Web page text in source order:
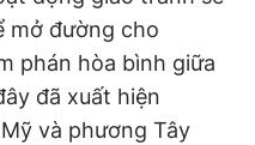
mở đường cho
phán hòa bình giữa
đã xuất hiện
và phương Tây